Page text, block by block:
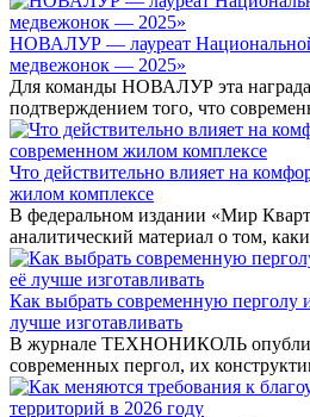
НОВАЛУР — лауреат
медвежонок — 2025»
Для команды НОВАЛУР эта
подтверждением того, что
Что действительно влияет на
жилом комплексе
В федеральном издании «Мир
аналитический материал о том,
Как выбрать современную перголу
лучше изготавливать
В журнале ТЕХНОНИКОЛЬ
современных пергол, их